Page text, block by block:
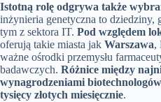
Istotną rolę odgrywa także
inżynieria genetyczna to dziedziny,
tym z sektora IT. Pod względem
oferują takie miasta jak Warszawa,
ważne ośrodki przemysłu
badawczych. Różnice między
wynagrodzeniami biotechnologów
tysięcy złotych miesięcznie.